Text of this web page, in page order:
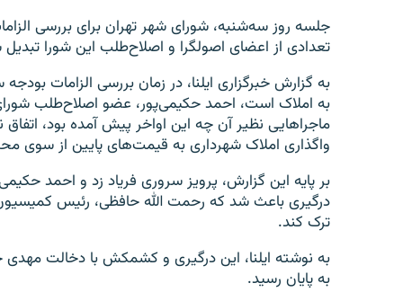
برنامه‌های رادیویی
چندرسانه‌ای
گزارش‌های تصویری
گزارش‌های ویدئویی
جلسه روز سه‌شنبه، شورای شهر تهران برای بررسی
تعدادی از اعضای اصولگرا و اصلاح‌طلب این شورا
به املاک است، احمد حکیمی‌پور، عضو اصلاح‌طلب
ماجراهایی نظیر آن چه این اواخر پیش آمده بود،
واگذاری املاک شهرداری به قیمت‌های پایین از سوی
بر پایه این گزارش، پرویز سروری فریاد زد و احمد
درگیری باعث شد که رحمت الله حافظی، رئیس
ترک کند.
به نوشته ایلنا، این درگیری و کشمکش با دخالت
به پایان رسید.